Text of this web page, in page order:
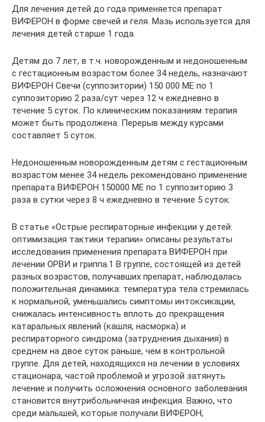
Для лечения детей до года применяется препарат
ВИФЕРОН в форме свечей и геля. Мазь используется для
лечения детей старше 1 года.
Детям до 7 лет, в т.ч. новорожденным и недоношенным
с гестационным возрастом более 34 недель, назначают
ВИФЕРОН Свечи (суппозитории) 150 000 ME по 1
суппозиторию 2 раза/сут через 12 ч ежедневно в
течение 5 суток. По клиническим показаниям терапия
может быть продолжена. Перерыв между курсами
составляет 5 суток.
Недоношенным новорожденным детям с гестационным
возрастом менее 34 недель рекомендовано применение
препарата ВИФЕРОН 150000 МЕ по 1 суппозиторию 3
раза в сутки через 8 ч ежедневно в течение 5 суток.
В статье «Острые респираторные инфекции у детей:
оптимизация тактики терапии» описаны результаты
исследования применения препарата ВИФЕРОН при
лечении ОРВИ и гриппа.1 В группе, состоящей из детей
разных возрастов, получавших препарат, наблюдалась
положительная динамика: температура тела стремилась
к нормальной, уменьшались симптомы интоксикации,
снижалась интенсивность вплоть до прекращения
катаральных явлений (кашля, насморка) и
респираторного синдрома (затруднения дыхания) в
среднем на двое суток раньше, чем в контрольной
группе. Для детей, находящихся на лечении в условиях
стационара, частой проблемой и угрозой затянуть
лечение и получить осложнения основного заболевания
становится внутрибольничная инфекция. Важно, что
среди малышей, которые получали ВИФЕРОН,